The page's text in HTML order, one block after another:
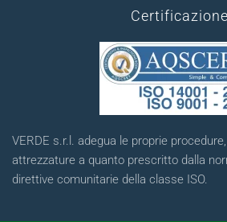
Certificazione
VERDE s.r.l. adegua le proprie
attrezzature a quanto prescritto dalla
direttive comunitarie della classe ISO.